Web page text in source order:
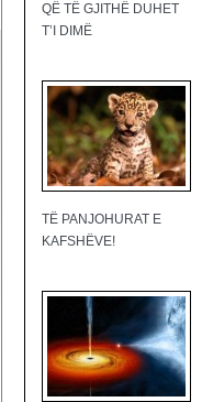
QË TË GJITHË DUHET
T’I DIMË
TË PANJOHURAT E
KAFSHËVE!